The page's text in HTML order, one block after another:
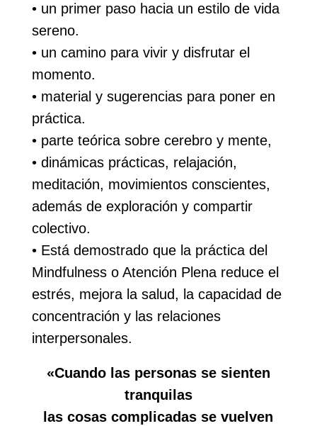
• un primer paso hacia un estilo de vida
sereno.
• un camino para vivir y disfrutar el
momento.
• material y sugerencias para poner en
práctica.
• parte teórica sobre cerebro y mente,
• dinámicas prácticas, relajación,
meditación, movimientos conscientes,
además de exploración y compartir
colectivo.
• Está demostrado que la práctica del
Mindfulness o Atención Plena reduce el
estrés, mejora la salud, la capacidad de
concentración y las relaciones
interpersonales.
«Cuando las personas se sienten
tranquilas
las cosas complicadas se vuelven